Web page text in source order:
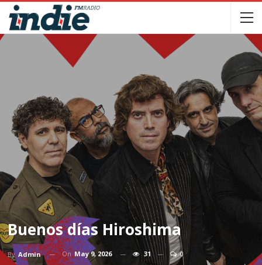
Buenos días Hiroshima
ByAdmin OnMay 9, 2026 31 0